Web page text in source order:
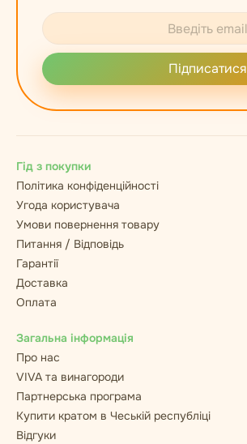
Підписатися
Гід з покупки
Політика конфіденційності
Угода користувача
Умови повернення товару
Питання / Відповідь
Гарантії
Доставка
Оплата
Загальна інформація
Про нас
VIVA та винагороди
Партнерська програма
Купити кратом в Чеській республіці
Відгуки